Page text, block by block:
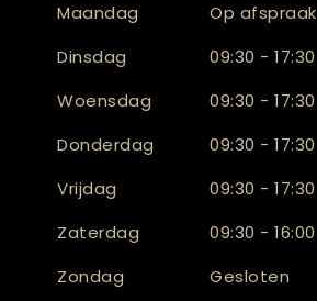
Maandag
Op afspraak
Dinsdag
09:30 - 17:30
Woensdag
09:30 - 17:30
Donderdag
09:30 - 17:30
Vrijdag
09:30 - 17:30
Zaterdag
09:30 - 16:00
Zondag
Gesloten